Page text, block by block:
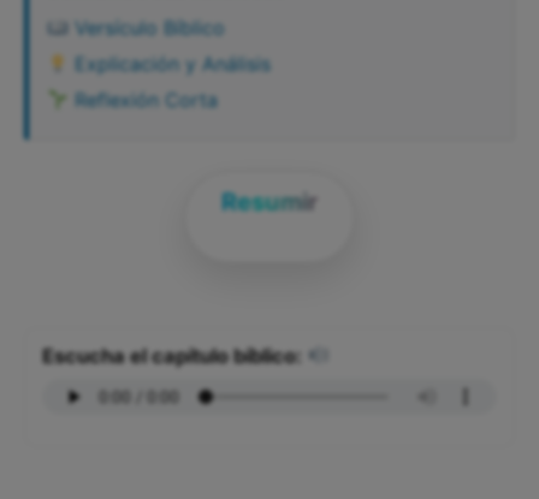
Versículo Bíblico
Explicación y Análisis
Reflexión Corta
Resumir
Escucha el capítulo bíblico: